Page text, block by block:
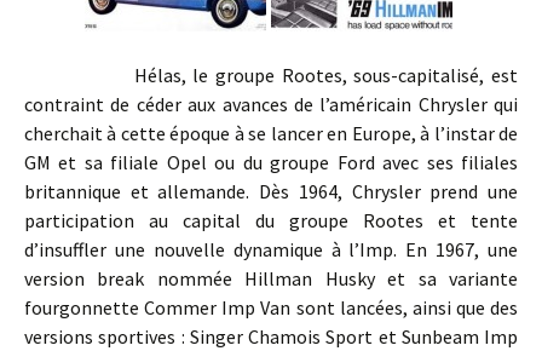
Hélas, le groupe Rootes, sous-capitalisé, est
contraint de céder aux avances de l’américain Chrysler qui
cherchait à cette époque à se lancer en Europe, à l’instar de
GM et sa filiale Opel ou du groupe Ford avec ses filiales
britannique et allemande. Dès 1964, Chrysler prend une
participation au capital du groupe Rootes et tente
d’insuffler une nouvelle dynamique à l’Imp. En 1967, une
version break nommée Hillman Husky et sa variante
fourgonnette Commer Imp Van sont lancées, ainsi que des
versions sportives : Singer Chamois Sport et Sunbeam Imp